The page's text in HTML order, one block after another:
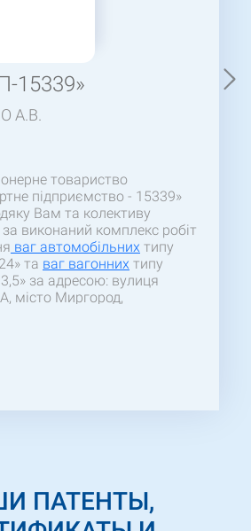
15339»
А.В.
товариство
підприємство - 15339»
Вам та колективу
виконаний комплекс робіт
ваг автомобільних типу
та ваг вагонних типу
за адресою: вулиця
місто Миргород,
ПАТЕНТЫ,